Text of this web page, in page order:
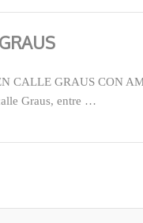
CALLE GRAUS CON
Graus, entre …